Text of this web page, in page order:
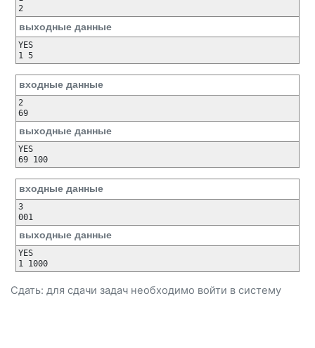
2
выходные данные
YES
1 5
входные данные
2
69
выходные данные
YES
69 100
входные данные
3
001
выходные данные
YES
1 1000
Сдать: для сдачи задач необходимо войти в систему